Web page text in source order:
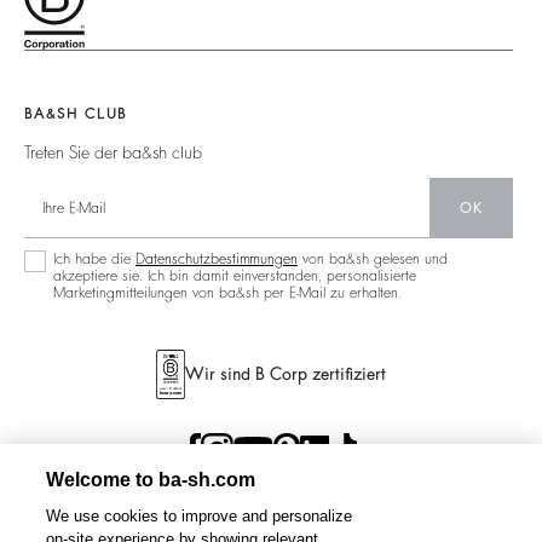
Accessibility
Rückenfrei
Nachhaltigkeit
125 Et Après
BA&SH CLUB
Treten Sie der ba&sh club
OK
Ich habe die Datenschutzbestimmungen von ba&sh gelesen und
akzeptiere sie. Ich bin damit einverstanden, personalisierte
Marketingmitteilungen von ba&sh per E-Mail zu erhalten.
Wir sind B Corp zertifiziert
Welcome to ba-sh.com
We use cookies to improve and personalize